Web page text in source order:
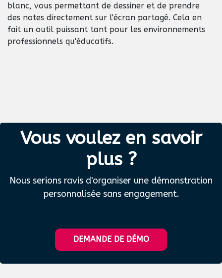
blanc, vous permettant de dessiner et de prendre
des notes directement sur l'écran partagé. Cela en
fait un outil puissant tant pour les environnements
professionnels qu'éducatifs.
Vous voulez en savoir
plus ?
Nous serions ravis d'organiser une démonstration
personnalisée sans engagement.
DEMANDE DE DÉMO